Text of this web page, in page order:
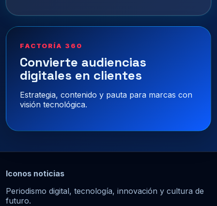
FACTORÍA 360
Convierte audiencias
digitales en clientes
Estrategia, contenido y pauta para marcas con
visión tecnológica.
Iconos noticias
Periodismo digital, tecnología, innovación y cultura de
futuro.